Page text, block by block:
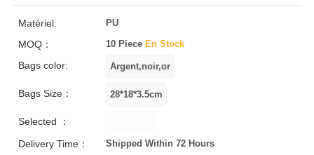
Matériel: PU
MOQ： 10 Piece En Stock
Bags color:
Bags Size：
Selected ：
Delivery Time：
Shipped Within 72 Hours